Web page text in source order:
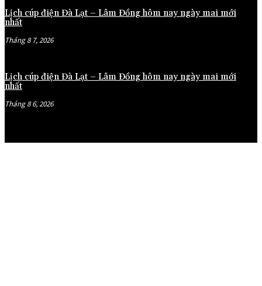
Lịch cúp điện Đà Lạt – Lâm Đồng hôm nay ngày mai mới
nhất
Tháng 8 7, 2026
Lịch cúp điện Đà Lạt – Lâm Đồng hôm nay ngày mai mới
nhất
Tháng 8 6, 2026